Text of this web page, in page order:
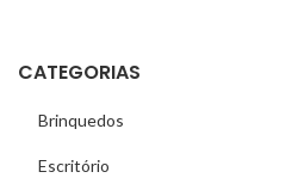
CATEGORIAS
Brinquedos
Escritório